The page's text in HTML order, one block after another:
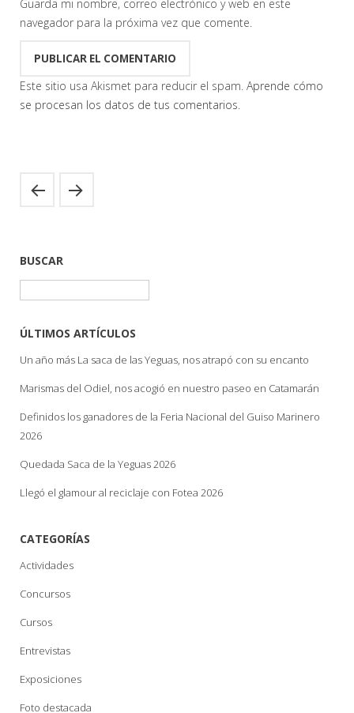
Guarda mi nombre, correo electrónico y web en este
navegador para la próxima vez que comente.
Este sitio usa Akismet para reducir el spam. Aprende cómo
se procesan los datos de tus comentarios.
BUSCAR
ÚLTIMOS ARTÍCULOS
Un año más La saca de las Yeguas, nos atrapó con su encanto
Marismas del Odiel, nos acogió en nuestro paseo en Catamarán
Definidos los ganadores de la Feria Nacional del Guiso Marinero
2026
Quedada Saca de la Yeguas 2026
Llegó el glamour al reciclaje con Fotea 2026
CATEGORÍAS
Actividades
Concursos
Cursos
Entrevistas
Exposiciones
Foto destacada